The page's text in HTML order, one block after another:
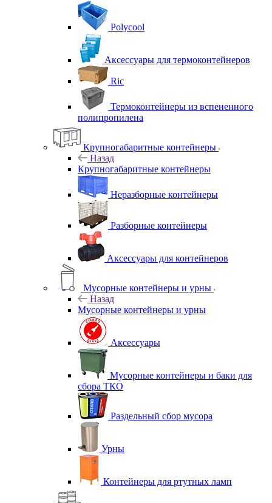
Polycool
Аксессуары для термоконтейнеров
Ric
Термоконтейнеры из вспененного
полипропилена
Крупногабаритные контейнеры
Назад
Крупногабаритные контейнеры
Неразборные контейнеры
Разборные контейнеры
Аксессуары для контейнеров
Мусорные контейнеры и урны
Назад
Мусорные контейнеры и урны
Аксессуары
Мусорные контейнеры и баки для
сбора ТКО
Раздельный сбор мусора
Урны
Контейнеры для ртутных ламп